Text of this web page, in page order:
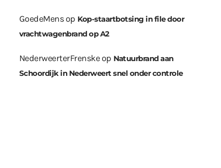
GoedeMensop Kop-staartbotsing in file door
vrachtwagenbrand op A2
NederweerterFrenskeop Natuurbrand aan
Schoordijk in Nederweert snel onder controle